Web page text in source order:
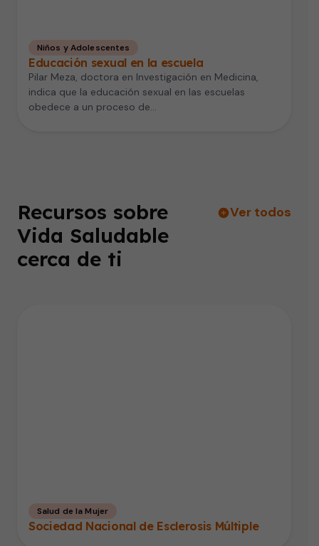
Niños y Adolescentes
Educación sexual en la escuela
Pilar Meza, doctora en Investigación en Medicina,
indica que la educación sexual en las escuelas
obedece a un proceso de…
Recursos sobre
Vida Saludable
cerca de ti
Ver todos
Salud de la Mujer
Sociedad Nacional de Esclerosis Múltiple